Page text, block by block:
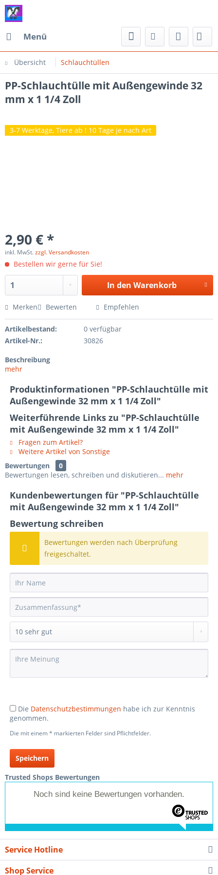
Menü
Übersicht Schlauchtüllen
PP-Schlauchtülle mit Außengewinde 32
mm x 1 1/4 Zoll
3-7 Werktage, Tiere ab ! 10 Tage je nach Art
2,90 € *
inkl. MwSt.zzgl. Versandkosten
Bestellen wir gerne für Sie!
In den Warenkorb
Merken Bewerten Empfehlen
Artikelbestand:
0 verfügbar
Artikel-Nr.:
30826
Beschreibung
mehr
Produktinformationen "PP-Schlauchtülle mit
Außengewinde 32 mm x 1 1/4 Zoll"
Weiterführende Links zu "PP-Schlauchtülle
mit Außengewinde 32 mm x 1 1/4 Zoll"
Fragen zum Artikel?
Weitere Artikel von Sonstige
Bewertungen
0
Bewertungen lesen, schreiben und diskutieren... mehr
Kundenbewertungen für "PP-Schlauchtülle
mit Außengewinde 32 mm x 1 1/4 Zoll"
Bewertung schreiben
Bewertungen werden nach Überprüfung
freigeschaltet.
Die Datenschutzbestimmungen habe ich zur Kenntnis
genommen.
Die mit einem * markierten Felder sind Pflichtfelder.
Speichern
Trusted Shops Bewertungen
Noch sind keine Bewertungen vorhanden.
Service Hotline
Shop Service